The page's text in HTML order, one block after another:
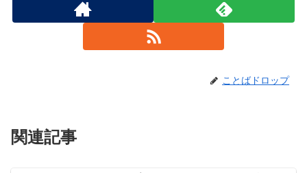
ことばドロップ
関連記事